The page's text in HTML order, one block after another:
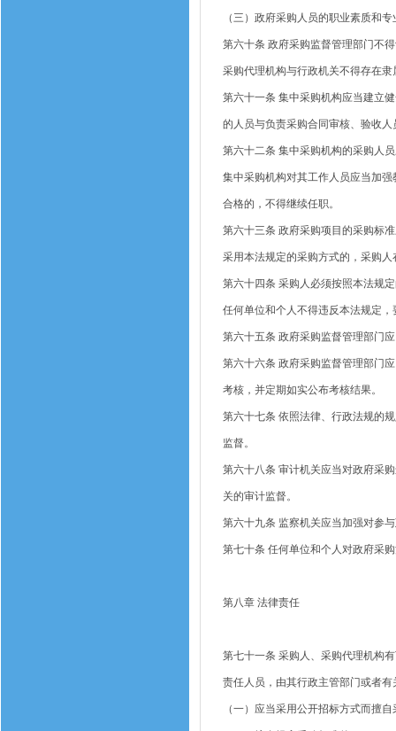
（三）政府采购人员的职业素质和专
第六十条 政府采购监督管理部门不
采购代理机构与行政机关不得存在
第六十一条 集中采购机构应当建立
的人员与负责采购合同审核、验收
第六十二条 集中采购机构的采购人
集中采购机构对其工作人员应当加
合格的，不得继续任职。
第六十三条 政府采购项目的采购标
采用本法规定的采购方式的，采购
第六十四条 采购人必须按照本法规
任何单位和个人不得违反本法规定
第六十五条 政府采购监督管理部门
第六十六条 政府采购监督管理部门
考核，并定期如实公布考核结果。
第六十七条 依照法律、行政法规的
监督。
第六十八条 审计机关应当对政府采
关的审计监督。
第六十九条 监察机关应当加强对参
第七十条 任何单位和个人对政府采
第八章 法律责任
第七十一条 采购人、采购代理机构
责任人员，由其行政主管部门或者
（一）应当采用公开招标方式而擅